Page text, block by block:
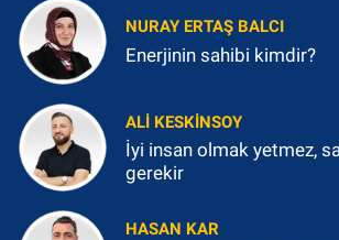
NURAY ERTAŞ BALCI
Enerjinin sahibi kimdir?
ALI KESKINSOY
İyi insan olmak yetmez,
gerekir
HASAN KAR